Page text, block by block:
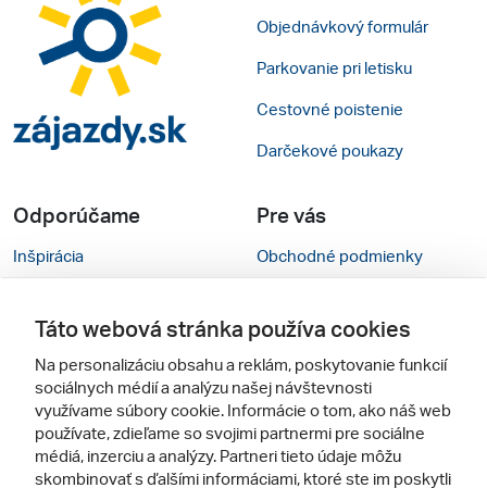
Objednávkový formulár
Parkovanie pri letisku
Cestovné poistenie
Darčekové poukazy
Odporúčame
Inšpirácia
Cestovné kancelárie
Zájezdy.cz
Pre vás
Obchodné podmienky
Nastavenie cookies
Mobilná verzia webu
Sledujte nás
Táto webová stránka používa cookies
Na personalizáciu obsahu a reklám, poskytovanie funkcií
sociálnych médií a analýzu našej návštevnosti
využívame súbory cookie. Informácie o tom, ako náš web
používate, zdieľame so svojimi partnermi pre sociálne
médiá, inzerciu a analýzy. Partneri tieto údaje môžu
skombinovať s ďalšími informáciami, ktoré ste im poskytli